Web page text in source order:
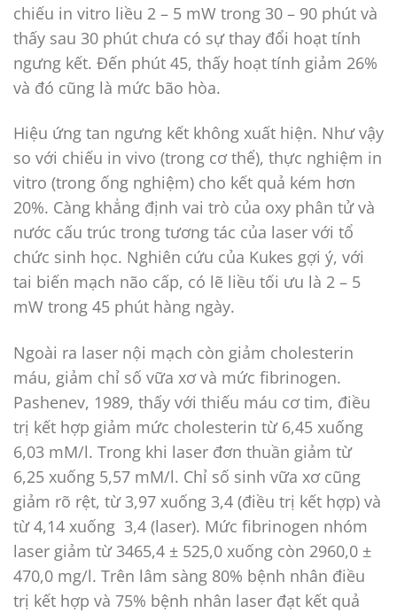
chiếu in vitro liều 2 – 5 mW trong 30 – 90 phút và
thấy sau 30 phút chưa có sự thay đổi hoạt tính
ngưng kết. Đến phút 45, thấy hoạt tính giảm 26%
và đó cũng là mức bão hòa.
Hiệu ứng tan ngưng kết không xuất hiện. Như vậy
so với chiếu in vivo (trong cơ thể), thực nghiệm in
vitro (trong ống nghiệm) cho kết quả kém hơn
20%. Càng khẳng định vai trò của oxy phân tử và
nước cấu trúc trong tương tác của laser với tổ
chức sinh học. Nghiên cứu của Kukes gợi ý, với
tai biến mạch não cấp, có lẽ liều tối ưu là 2 – 5
mW trong 45 phút hàng ngày.
Ngoài ra laser nội mạch còn giảm cholesterin
máu, giảm chỉ số vữa xơ và mức fibrinogen.
Pashenev, 1989, thấy với thiếu máu cơ tim, điều
trị kết hợp giảm mức cholesterin từ 6,45 xuống
6,03 mM/l. Trong khi laser đơn thuần giảm từ
6,25 xuống 5,57 mM/l. Chỉ số sinh vữa xơ cũng
giảm rõ rệt, từ 3,97 xuống 3,4 (điều trị kết hợp) và
từ 4,14 xuống 3,4 (laser). Mức fibrinogen nhóm
laser giảm từ 3465,4 ± 525,0 xuống còn 2960,0 ±
470,0 mg/l. Trên lâm sàng 80% bệnh nhân điều
trị kết hợp và 75% bệnh nhân laser đạt kết quả